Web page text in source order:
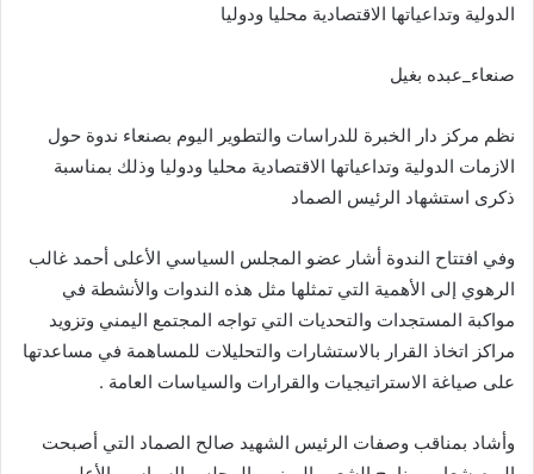
الدولية وتداعياتها الاقتصادية محليا ودوليا
صنعاء_عبده بغيل
نظم مركز دار الخبرة للدراسات والتطوير اليوم بصنعاء ندوة حول
الازمات الدولية وتداعياتها الاقتصادية محليا ودوليا وذلك بمناسبة
ذكرى استشهاد الرئيس الصماد
وفي افتتاح الندوة أشار عضو المجلس السياسي الأعلى أحمد غالب
الرهوي إلى الأهمية التي تمثلها مثل هذه الندوات والأنشطة في
مواكبة المستجدات والتحديات التي تواجه المجتمع اليمني وتزويد
مراكز اتخاذ القرار بالاستشارات والتحليلات للمساهمة في مساعدتها
على صياغة الاستراتيجيات والقرارات والسياسات العامة .
وأشاد بمناقب وصفات الرئيس الشهيد صالح الصماد التي أصبحت